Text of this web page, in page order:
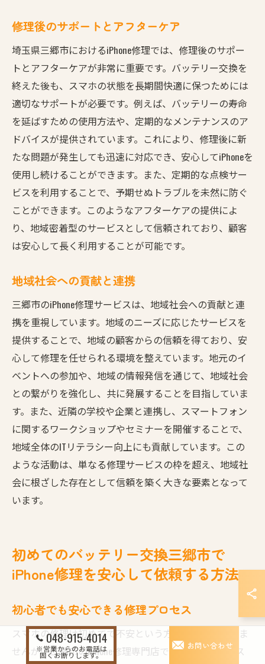
修理後のサポートとアフターケア
埼玉県三郷市におけるiPhone修理では、修理後のサポー
トとアフターケアが非常に重要です。バッテリー交換を
終えた後も、スマホの状態を長期間快適に保つためには
適切なサポートが必要です。例えば、バッテリーの寿命
を延ばすための使用方法や、定期的なメンテナンスのア
ドバイスが提供されています。これにより、修理後に新
たな問題が発生しても迅速に対応でき、安心してiPhoneを
使用し続けることができます。また、定期的な点検サー
ビスを利用することで、予期せぬトラブルを未然に防ぐ
ことができます。このようなアフターケアの提供によ
り、地域密着型のサービスとして信頼されており、顧客
は安心して長く利用することが可能です。
地域社会への貢献と連携
三郷市のiPhone修理サービスは、地域社会への貢献と連
携を重視しています。地域のニーズに応じたサービスを
提供することで、地域の顧客からの信頼を得ており、安
心して修理を任せられる環境を整えています。地元のイ
ベントへの参加や、地域の情報発信を通じて、地域社会
との繋がりを強化し、共に発展することを目指していま
す。また、近隣の学校や企業と連携し、スマートフォン
に関するワークショップやセミナーを開催することで、
地域全体のITリテラシー向上にも貢献しています。この
ような活動は、単なる修理サービスの枠を超え、地域社
会に根ざした存在として信頼を築く大きな要素となって
います。
初めてのバッテリー交換三郷市で
iPhone修理を安心して依頼する方法
初心者でも安心できる修理プロセス
スマホの修理は初めてで不安という方も多いかもしれま
せんが、三郷市のiPhone修理専門店では安心のプロセス
048-915-4014
※営業からのお電話は
固くお断りします。
お問い合わせ